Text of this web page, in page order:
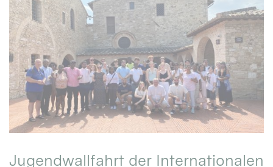
Jugendwallfahrt der Internationalen